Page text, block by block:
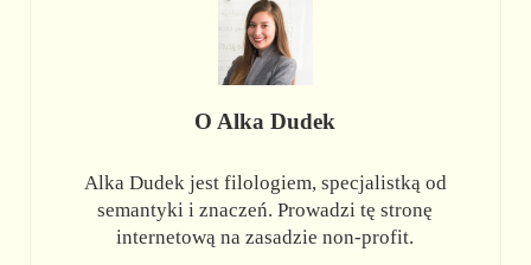
O Alka Dudek
Alka Dudek jest filologiem, specjalistką od
semantyki i znaczeń. Prowadzi tę stronę
internetową na zasadzie non-profit.